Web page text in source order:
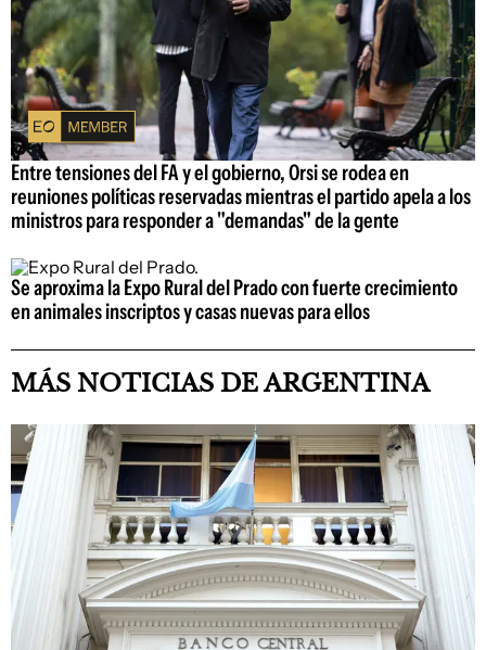
Entre tensiones del FA y el gobierno, Orsi se rodea en
reuniones políticas reservadas mientras el partido apela a los
ministros para responder a "demandas" de la gente
Se aproxima la Expo Rural del Prado con fuerte crecimiento
en animales inscriptos y casas nuevas para ellos
MÁS NOTICIAS DE ARGENTINA